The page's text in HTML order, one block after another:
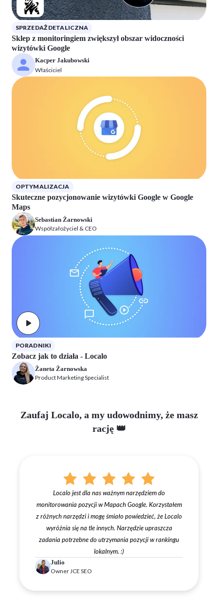
SPRZEDAŻ DETALICZNA
Sklep z monitoringiem zwiększył obszar widoczności
wizytówki Google
Kacper Jakubowski
Właściciel
OPTYMALIZACJA
Skuteczne pozycjonowanie wizytówki Google w Google
Maps
Sebastian Żarnowski
Współzałożyciel & CEO
PORADNIKI
Zobacz jak to działa - Localo
Żaneta Żarnowska
Product Marketing Specialist
Zaufaj Localo, a my udowodnimy, że masz
rację 👑
Localo jest dla nas ważnym narzędziem do
monitorowania pozycji w Mapach Google. Korzystałem
z różnych narzędzi i mogę śmiało powiedzieć, że Localo
wyróżnia się na tle innych. Narzędzie upraszcza
zadania potrzebne do utrzymania pozycji w rankingu
lokalnym. :)
Julio
Owner JCE SEO